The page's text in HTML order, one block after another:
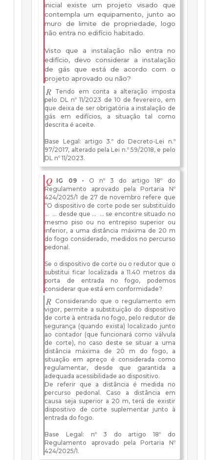
inicial existe um projeto visado que
contempla um equipamento, junto ao
muro de limite de propriedade, logo
não entra no edifício habitado.
Visto que a instalação não entra no
edifício, devo considerar a instalação
de gás que está de acordo com o
projeto aprovado ou não?
R Tendo em conta a alteração imposta
pelo DL nº 11/2023 de 10 de fevereiro, em
que deixa de ser obrigatória a instalação de
gás em edifícios, a situação tal como
descrita é aceite.
Base Legal: artigo 3.º do Decreto-Lei n.º
97/2017, alterado pela Lei n.º 59/2018, e pelo
DL nº 11/2023.
Q IG 09 - O nº 3 do artigo 18º do
Regulamento aprovado pela Portaria Nº
424/2025/1 de 27 de novembro refere que
“O dispositivo de corte pode ser substituído
… … desde que … … se encontre situado no
mesmo piso ou no entrepiso superior ou
inferior, a uma distância máxima de 20 m
do fogo considerado, medidos no percurso
pedonal.
Se o dispositivo de corte ou o redutor que o
substitui ficar localizada a 11.40 metros da
porta de entrada no fogo, podemos
considerar que está em conformidade?
R Considerando que o regulamento em
vigor, permite a substituição do dispositivo
de corte à entrada no fogo, pelo redutor de
segurança (quando exista) localizado junto
ao contador (que funcionará como válvula
de corte), no caso deste se situar a uma
distância máxima de 20 m do fogo, a
situação em apreço é considerada como
regulamentar, desde que garantida a
adequada acessibilidade ao dispositivo.
De referir que a distância é medida no
percurso pedonal. Caso a distância em
causa seja superior a 20 m, terá de existir
dispositivo de corte suplementar junto à
entrada do fogo.
Base Legal: nº 3 do artigo 18º do
Regulamento aprovado pela Portaria Nº
424/2025/1.